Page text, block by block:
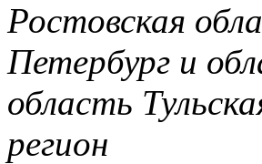
Ростовская
Петербург и
область
регион